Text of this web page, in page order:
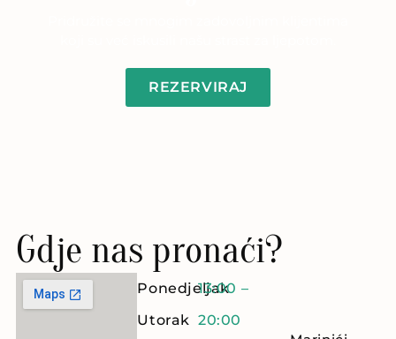
REZERVIRAJ
Gdje nas pronaći?
Ponedjeljak
Utorak
13:00 –
20:00